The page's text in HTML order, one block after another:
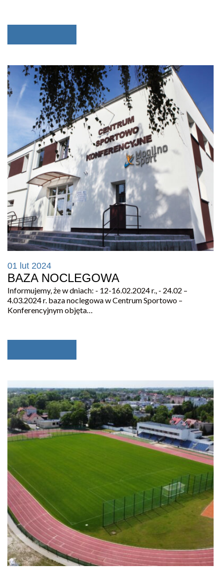
01 lut 2024
BAZA NOCLEGOWA
Informujemy, że w dniach: - 12-16.02.2024 r., - 24.02 –
4.03.2024 r. baza noclegowa w Centrum Sportowo –
Konferencyjnym objęta…